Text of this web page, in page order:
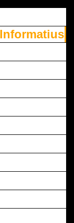
Informatius